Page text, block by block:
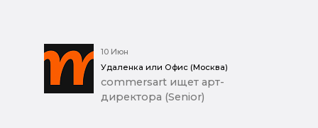
10 Июн
Удаленка или Офис (Москва)
commersart ищет арт-
директора (Senior)